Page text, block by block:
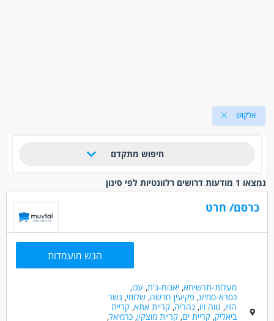
אלקוש
חיפוש מתקדם
נמצאו 1 מודעות דרושים רלוונטיות לפי סינון
כרסם/ חרט
הגש מועמדות
מעלות-תרשיחא,יאנוח-ג'ת, עכו,
כסרא-סמיע,פקיעין חדשה,שלומי, גשר
הזיו, נווה זיו, נהריה,קריית אתא,קריית
ביאליק,קריית ים,קריית מוצקין,כרמיאל,